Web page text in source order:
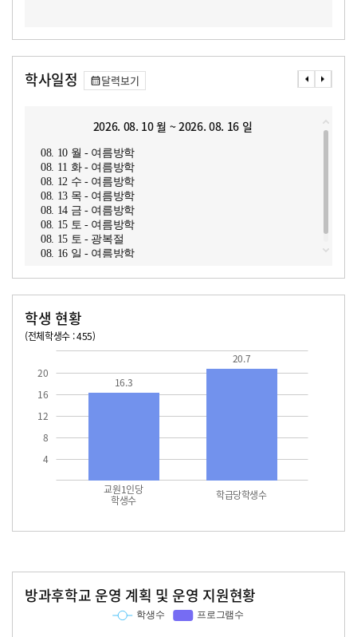
학사일정 달력보기
2026. 08. 10 월 ~ 2026. 08. 16 일
08. 10 월 - 여름방학
08. 11 화 - 여름방학
08. 12 수 - 여름방학
08. 13 목 - 여름방학
08. 14 금 - 여름방학
08. 15 토 - 여름방학
08. 15 토 - 광복절
08. 16 일 - 여름방학
학생 현황
(전체학생수 : 455)
4
8
12
16
20
교원1인당
학생수 학급당학생수
16.3
20.7
방과후학교 운영 계획 및 운영 지원현황